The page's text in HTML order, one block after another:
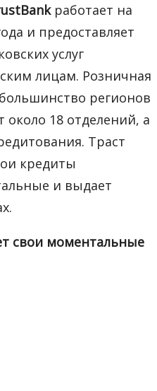
работает на
и предоставляет
услуг
лицам. Розничная
регионов
18 отделений, а
Траст
кредиты
и выдает
свои моментальные